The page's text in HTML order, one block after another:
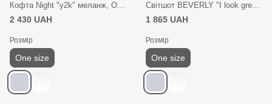
Кофта Night "y2k" меланж, One size
2 430 UAH
Розмір
One size
Світшот BEVERLY "I look great on Instagram" сірий меланж, one size
1 865 UAH
Розмір
One size